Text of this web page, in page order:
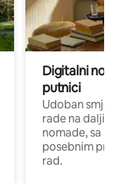
Digitalni
putnici
Udoban
rade na
nomade, sa
posebnim
rad.